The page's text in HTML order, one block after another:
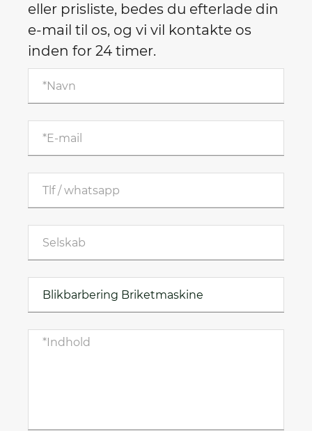
eller prisliste, bedes du efterlade din
e-mail til os, og vi vil kontakte os
inden for 24 timer.